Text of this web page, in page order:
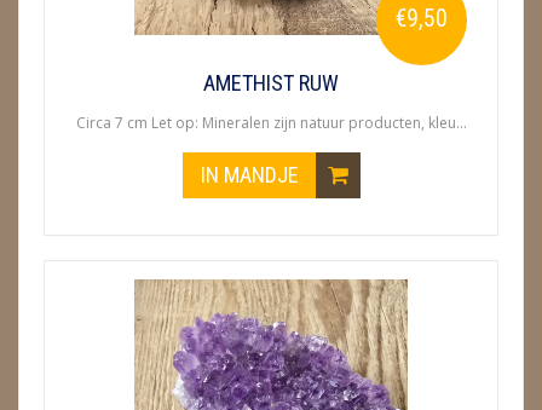
RUWE STENEN
SELENIET
SPECIALE STUKKEN
WIEROOK, OLIE & TOEBEHOREN
€9,50
AMETHIST RUW
Circa 7 cm Let op: Mineralen zijn natuur producten, kleu...
IN MANDJE